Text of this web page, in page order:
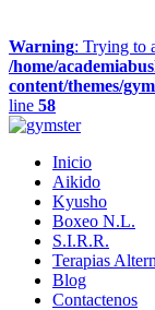
Warning: Trying to
/home/
content/themes/
line 58
Inicio
Aikido
Kyusho
Boxeo N.L.
S.I.R.R.
Terapias
Blog
Contactenos